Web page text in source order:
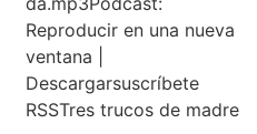
Reproducir en una nueva
ventana |
Descargarsuscríbete
RSSTres trucos de madre